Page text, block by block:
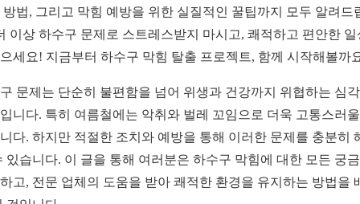
방법, 그리고 막힘 예방을 위한 실질적인 꿀팁까지 모두 알려드
이상 하수구 문제로 스트레스받지 마시고, 쾌적하고 편안한 일
세요! 지금부터 하수구 막힘 탈출 프로젝트, 함께 시작해볼까
문제는 단순히 불편함을 넘어 위생과 건강까지 위협하는 심
니다. 특히 여름철에는 악취와 벌레 꼬임으로 더욱 고통스러
다. 하지만 적절한 조치와 예방을 통해 이러한 문제를 충분히
있습니다. 이 글을 통해 여러분은 하수구 막힘에 대한 모든 궁
고, 전문 업체의 도움을 받아 쾌적한 환경을 유지하는 방법을